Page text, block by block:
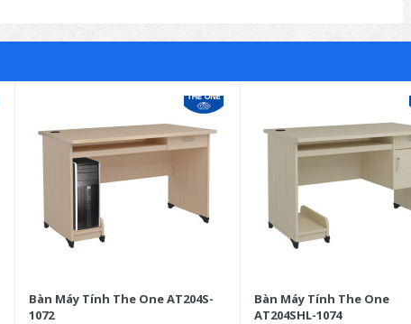
Bàn Máy Tính The One AT204S-
1072
Bàn Máy Tính The One
AT204SHL-1074